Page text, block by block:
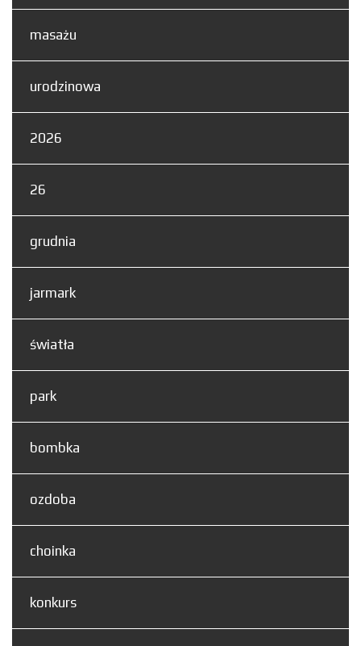
masażu
urodzinowa
2026
26
grudnia
jarmark
światła
park
bombka
ozdoba
choinka
konkurs